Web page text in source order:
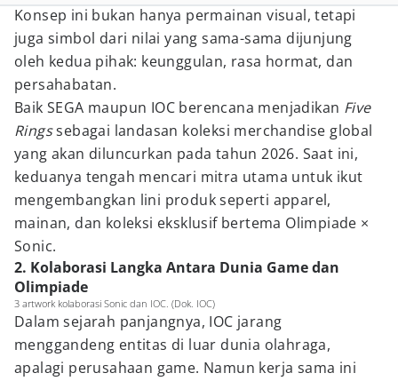
Konsep ini bukan hanya permainan visual, tetapi
juga simbol dari nilai yang sama-sama dijunjung
oleh kedua pihak: keunggulan, rasa hormat, dan
persahabatan.
Baik SEGA maupun IOC berencana menjadikan Five
Ringssebagai landasan koleksi merchandise global
yang akan diluncurkan pada tahun 2026. Saat ini,
keduanya tengah mencari mitra utama untuk ikut
mengembangkan lini produk seperti apparel,
mainan, dan koleksi eksklusif bertema Olimpiade ×
Sonic.
2. Kolaborasi Langka Antara Dunia Game dan
Olimpiade
3 artwork kolaborasi Sonic dan IOC. (Dok. IOC)
Dalam sejarah panjangnya, IOC jarang
menggandeng entitas di luar dunia olahraga,
apalagi perusahaan game. Namun kerja sama ini